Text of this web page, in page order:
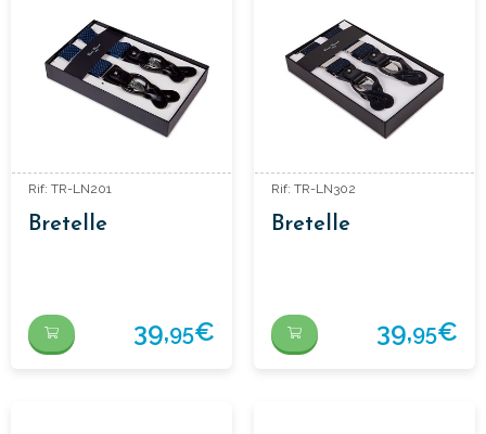
Rif: TR-LN201
Bretelle
39,95€
Rif: TR-LN302
Bretelle
39,95€